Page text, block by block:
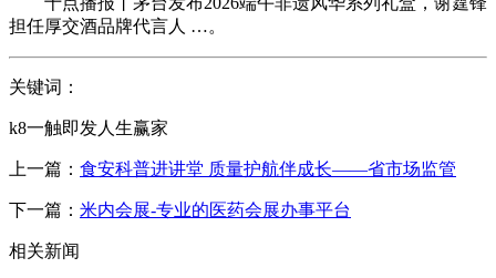
担任厚交酒品牌代言人 …。
关键词：
k8一触即发人生赢家
上一篇： 食安科普进讲堂 质量护航伴成长——省市场监管
下一篇： 米内会展-专业的医药会展办事平台
相关新闻